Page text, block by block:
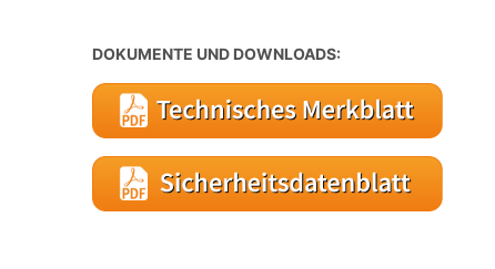
DOKUMENTE UND DOWNLOADS: